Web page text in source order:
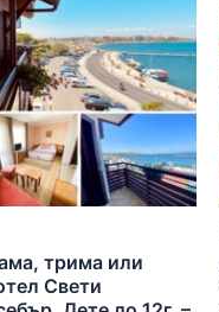
трима или
Свети